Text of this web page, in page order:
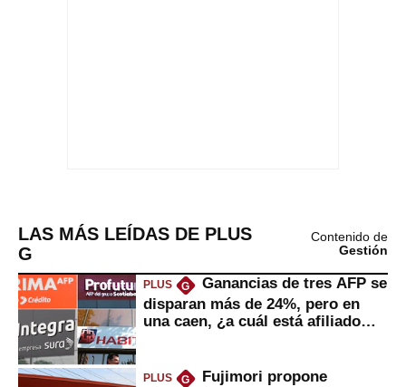
LAS MÁS LEÍDAS DE PLUS
G
Contenido de
Gestión
PLUS G
Ganancias de tres AFP se
disparan más de 24%, pero en
una caen, ¿a cuál está afiliado
PLUS G
Fujimori propone